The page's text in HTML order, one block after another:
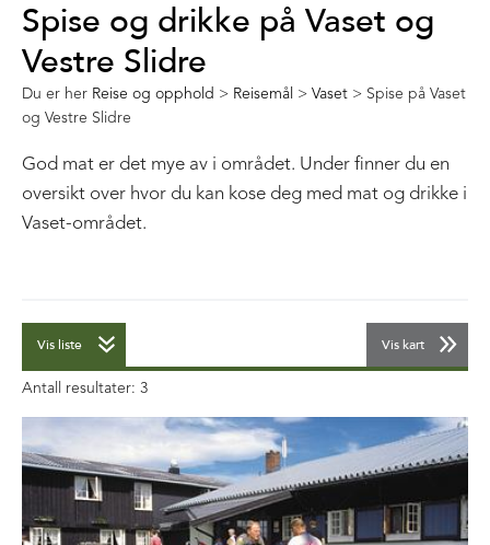
Spise og drikke på Vaset og
Vestre Slidre
Du er her Reise og opphold > Reisemål > Vaset > Spise på Vaset
og Vestre Slidre
God mat er det mye av i området. Under finner du en
oversikt over hvor du kan kose deg med mat og drikke i
Vaset-området.
Vis liste Vis kart
Antall resultater: 3